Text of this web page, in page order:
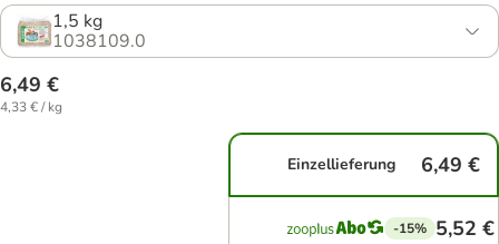
1,5 kg
1038109.0
6,49 €
4,33 € / kg
Einzellieferung 6,49 €
-15% 5,52 €